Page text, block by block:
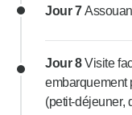
Jour 7Assouan
Jour 8Visite
embarquement
(petit-déjeuner,